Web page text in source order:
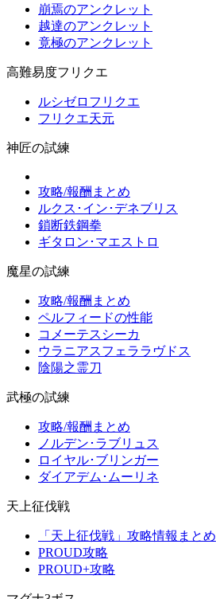
崩焉のアンクレット
越達のアンクレット
竟極のアンクレット
高難易度フリクエ
ルシゼロフリクエ
フリクエ天元
神匠の試練
攻略/報酬まとめ
ルクス･イン･デネブリス
鎖断鉄鋼拳
ギタロン･マエストロ
魔星の試練
攻略/報酬まとめ
ペルフィードの性能
コメーテスシーカ
ウラニアスフェララヴドス
陰陽之霊刀
武極の試練
攻略/報酬まとめ
ノルデン･ラブリュス
ロイヤル･ブリンガー
ダイアデム･ムーリネ
天上征伐戦
「天上征伐戦」攻略情報まとめ
PROUD攻略
PROUD+攻略